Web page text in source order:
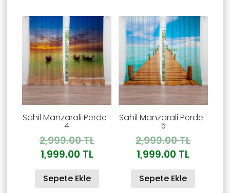
Sahil Manzarali Perde-
4
2,999.00TLOrijinal
2,999.00 TL.
1,999.00 TLŞu
andaki
Sepete Ekle
Sahil Manzarali Perde-
5
2,999.00TLOrijinal
1,999.00 TL
andaki
Sepete Ekle